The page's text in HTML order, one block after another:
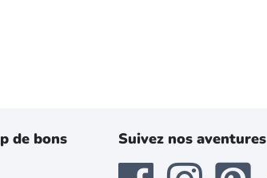
de bons
Suivez nos aventures